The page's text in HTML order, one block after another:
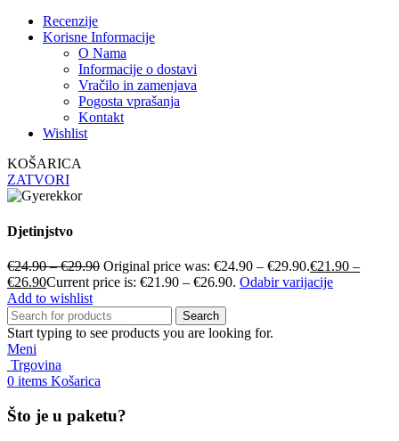
Recenzije
Korisne Informacije
O Nama
Informacije o dostavi
Vračilo in zamenjava
Pogosta vprašanja
Kontakt
Wishlist
KOŠARICA
ZATVORI
Djetinjstvo
€24.90–€29.90 Original price was: €24.90 – €29.90.€21.90 –
€26.90Current price is: €21.90 – €26.90. Odabir varijacije
Add to wishlist
Search
Start typing to see products you are looking for.
Meni
Trgovina
0 items Košarica
Što je u paketu?